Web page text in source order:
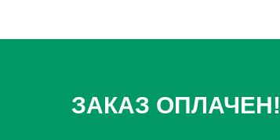
ЗАКАЗ ОПЛАЧЕН!